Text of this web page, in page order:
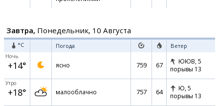
Завтра, Понедельник, 10 Августа
°C Погода Ветер
Ночь
+14° ясно 759 67 ЮЮВ, 5
порывы 13
Утро
+18° малооблачно 757 64 Ю, 5
порывы 13